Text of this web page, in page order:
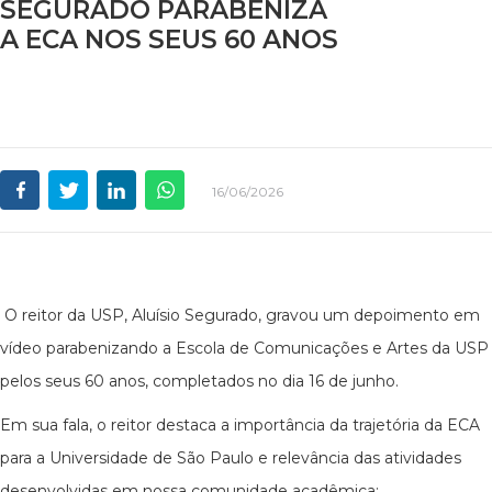
SEGURADO PARABENIZA
A ECA NOS SEUS 60 ANOS
16/06/2026
O reitor da USP, Aluísio Segurado, gravou um depoimento em
vídeo parabenizando a Escola de Comunicações e Artes da USP
pelos seus 60 anos, completados no dia 16 de junho.
Em sua fala, o reitor destaca a importância da trajetória da ECA
para a Universidade de São Paulo e relevância das atividades